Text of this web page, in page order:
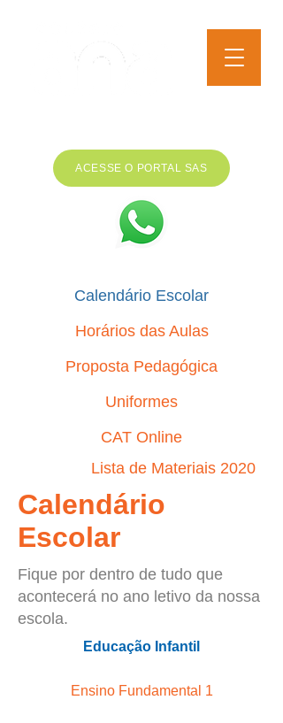
ACESSE O PORTAL SAS
Calendário Escolar
Horários das Aulas
Proposta Pedagógica
Uniformes
CAT Online
Lista de Materiais 2020
Calendário
Escolar
Fique por dentro de tudo que
acontecerá no ano letivo da nossa
escola.
Educação Infantil
Ensino Fundamental 1